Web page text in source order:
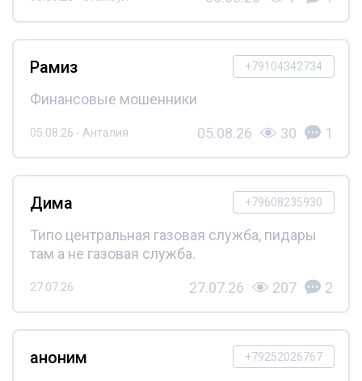
+79104342734
Рамиз
Финансовые мошенники
05.08.26 - Анталия 05.08.26 30 1
+79608235930
Дима
Типо центральная газовая служба, пидары
там а не газовая служба.
27.07.26 27.07.26 207 2
+79252026767
аноним